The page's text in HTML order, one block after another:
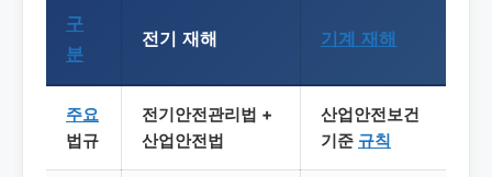
구
분
전기 재해 기계 재해
주요
법규
전기안전관리법 +
산업안전법
산업안전보건
기준 규칙